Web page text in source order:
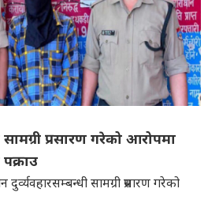
सामग्री प्रसारण गरेको आरोपमा
सामग्री प्रसारण गरेको